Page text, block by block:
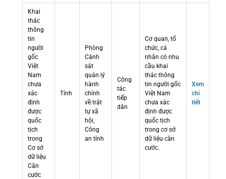
Khai
thác
thông
tin
người
gốc
Việt
Nam
chưa
xác
định
được
quốc
tịch
trong
Cơ sở
dữ liệu
Căn
cước
Tỉnh
Phòng
Cảnh
sát
quản lý
hành
chính
về trật
tự xã
hội,
Công
an tỉnh
Công
tác
tiếp
dân
Cơ quan, tổ
chức, cá
nhân có nhu
cầu khai
thác thông
tin người gốc
Việt Nam
chưa xác
định được
quốc tịch
trong cơ sở
dữ liệu căn
cước.
Xem
chi
tiết